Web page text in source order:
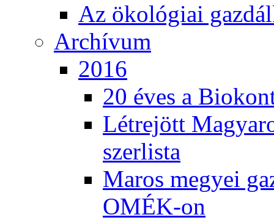
Az ökológiai
Archívum
2016
20 éves a
Létrejött
szerlista
Maros megyei
OMÉK-on